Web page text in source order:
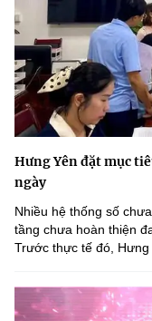
Hưng Yên đặt mục
ngày
Nhiều hệ thống số
tầng chưa hoàn thiện
Trước thực tế đó,